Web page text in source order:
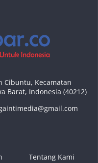
Cibuntu, Kecamatan
Barat, Indonesia (40212)
Tentang Kami